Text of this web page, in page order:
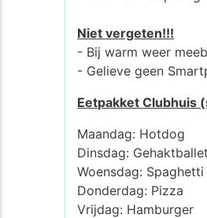
Niet vergeten!!!
- Bij warm weer
- Gelieve geen
Eetpakket Clubhuis
Maandag: Hotdog
Dinsdag:
Woensdag: Spaghetti
Donderdag: Pizza
Vrijdag: Hamburger